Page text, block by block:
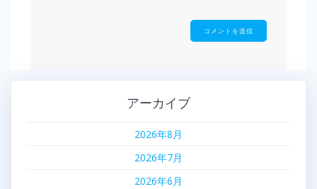
アーカイブ
2026年8月
2026年7月
2026年6月